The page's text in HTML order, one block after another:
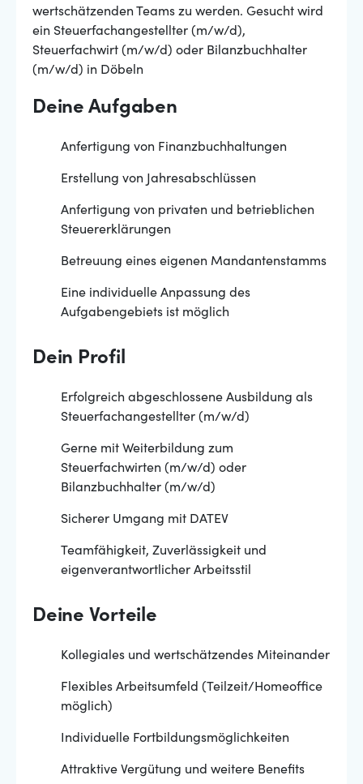
wertschätzenden Teams zu werden. Gesucht wird
ein Steuerfachangestellter (m/w/d),
Steuerfachwirt (m/w/d) oder Bilanzbuchhalter
(m/w/d) in Döbeln
Deine Aufgaben
Anfertigung von Finanzbuchhaltungen
Erstellung von Jahresabschlüssen
Anfertigung von privaten und betrieblichen
Steuererklärungen
Betreuung eines eigenen Mandantenstamms
Eine individuelle Anpassung des
Aufgabengebiets ist möglich
Dein Profil
Erfolgreich abgeschlossene Ausbildung als
Steuerfachangestellter (m/w/d)
Gerne mit Weiterbildung zum
Steuerfachwirten (m/w/d) oder
Bilanzbuchhalter (m/w/d)
Sicherer Umgang mit DATEV
Teamfähigkeit, Zuverlässigkeit und
eigenverantwortlicher Arbeitsstil
Deine Vorteile
Kollegiales und wertschätzendes Miteinander
Flexibles Arbeitsumfeld (Teilzeit/Homeoffice
möglich)
Individuelle Fortbildungsmöglichkeiten
Attraktive Vergütung und weitere Benefits